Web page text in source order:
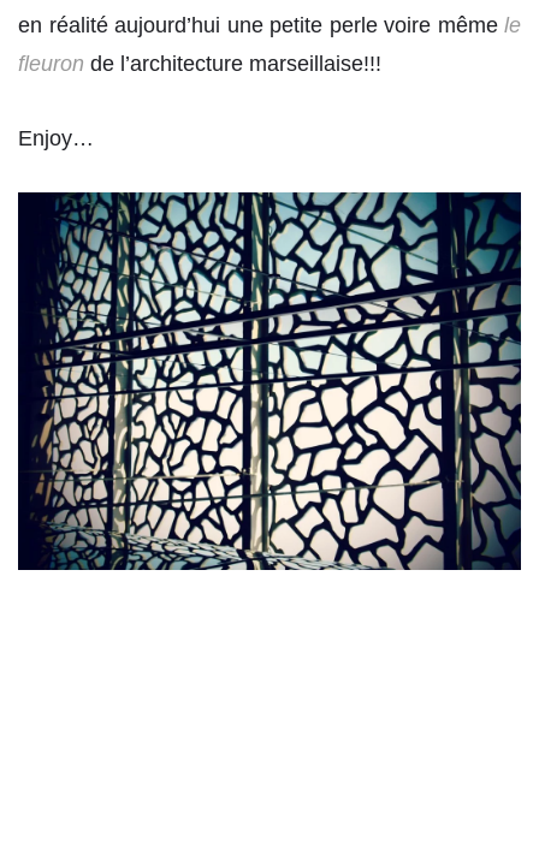
en réalité aujourd’hui une petite perle voire même le
fleuron de l’architecture marseillaise!!!
Enjoy…